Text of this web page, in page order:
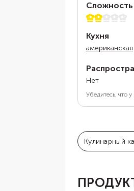
Сложность
2 из 5
Кухня
американская
Нет
Убедитесь, что
Кулинарный